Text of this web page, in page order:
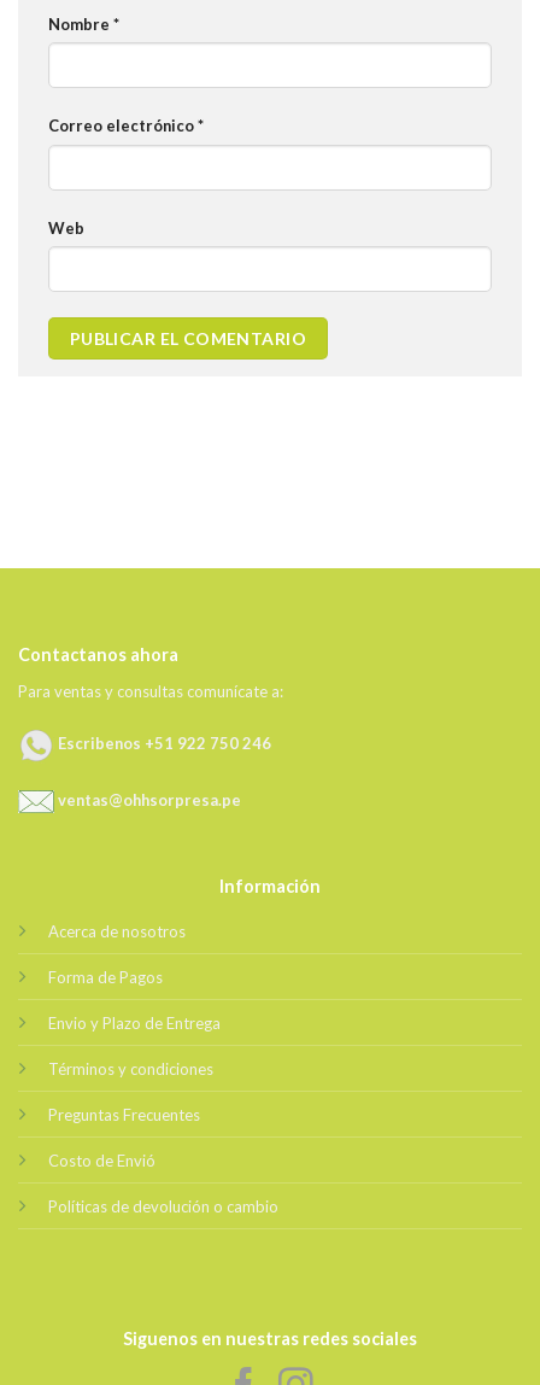
Nombre *
Correo electrónico*
Web
Contactanos ahora
Para ventas y consultas comunícate a:
Escribenos +51 922 750 246
ventas@ohhsorpresa.pe
Información
Acerca de nosotros
Forma de Pagos
Envio y Plazo de Entrega
Términos y condiciones
Preguntas Frecuentes
Costo de Envió
Políticas de devolución o cambio
Siguenos en nuestras redes sociales